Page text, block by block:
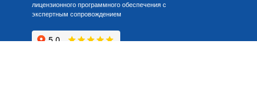
лицензионного программного обеспечения с
экспертным сопровождением